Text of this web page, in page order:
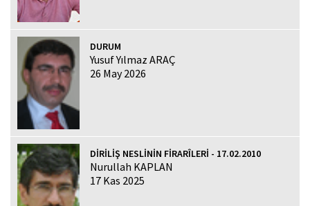
DURUM
Yusuf Yılmaz ARAÇ
26 May 2026
DİRİLİŞ NESLİNİN FİRARÎLERİ - 17.02.2010
Nurullah KAPLAN
17 Kas 2025